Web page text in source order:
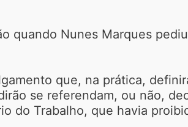
quando Nunes Marques pediu
que, na prática,
se referendam, ou não,
do Trabalho, que havia